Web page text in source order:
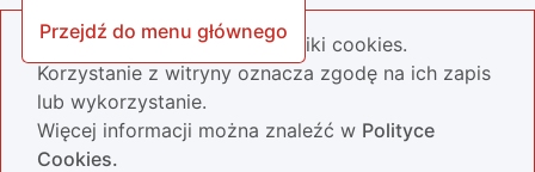
Przejdź do menu głównego
Nasza strona wykorzystuje pliki cookies.
Korzystanie z witryny oznacza zgodę na ich zapis
lub wykorzystanie.
Więcej informacji można znaleźć w Polityce
Cookies.